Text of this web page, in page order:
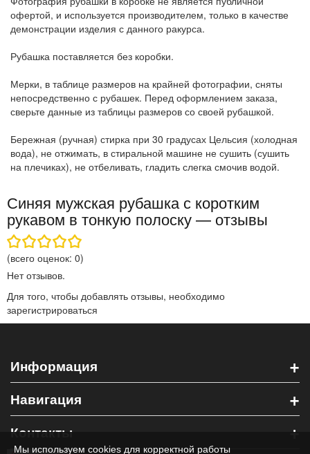
офертой, и используется производителем, только в качестве
демонстрации изделия с данного ракурса.
Рубашка поставляется без коробки.
Мерки, в таблице размеров на крайней фотографии, сняты
непосредственно с рубашек. Перед оформлением заказа,
сверьте данные из таблицы размеров со своей рубашкой.
Бережная (ручная) стирка при 30 градусах Цельсия (холодная
вода), не отжимать, в стиральной машине не сушить (сушить
на плечиках), не отбеливать, гладить слегка смочив водой.
Синяя мужская рубашка с коротким
рукавом в тонкую полоску — отзывы
(всего оценок: 0)
Нет отзывов.
Для того, чтобы добавлять отзывы, необходимо
зарегистрироваться
Информация +
Навигация +
Контакты +
Мы используем cookies для корректной работы